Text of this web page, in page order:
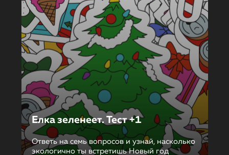
Елка зеленеет. Тест +1
Ответь на семь вопросов и узнай, насколько
экологично ты встретишь Новый год